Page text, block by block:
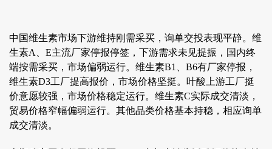
中国维生素市场下游维持刚需采买，询单交投表现平静。维
生素A、E主流厂家停报停签，下游需求未见提振，国内终
端按需采买，市场偏弱运行。维生素B1、B6有厂家停报，
维生素D3工厂提高报价，市场价格坚挺。叶酸上游工厂挺
价意愿较强，市场价格稳定运行。维生素C实际成交清淡，
贸易价格窄幅偏弱运行。其他品类价格基本持稳，相应询单
成交清淡。